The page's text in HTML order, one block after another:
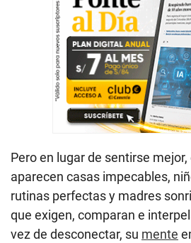
Pero en lugar de sentirse mejor,
aparecen casas impecables,
rutinas perfectas y madres
que exigen, comparan e
vez de desconectar, su mente